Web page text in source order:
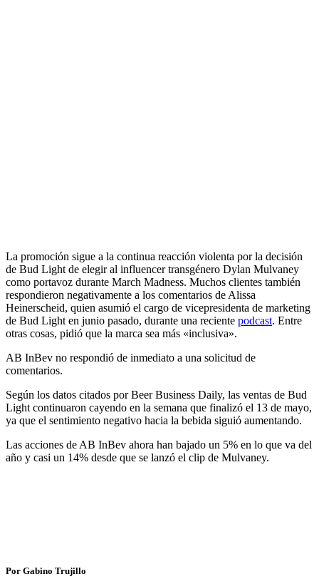
La promoción sigue a la continua reacción violenta por la decisión
de Bud Light de elegir al influencer transgénero Dylan Mulvaney
como portavoz durante March Madness. Muchos clientes también
respondieron negativamente a los comentarios de Alissa
Heinerscheid, quien asumió el cargo de vicepresidenta de marketing
de Bud Light en junio pasado, durante una reciente podcast. Entre
otras cosas, pidió que la marca sea más «inclusiva».
AB InBev no respondió de inmediato a una solicitud de
comentarios.
Según los datos citados por Beer Business Daily, las ventas de Bud
Light continuaron cayendo en la semana que finalizó el 13 de mayo,
ya que el sentimiento negativo hacia la bebida siguió aumentando.
Las acciones de AB InBev ahora han bajado un 5% en lo que va del
año y casi un 14% desde que se lanzó el clip de Mulvaney.
Por Gabino Trujillo